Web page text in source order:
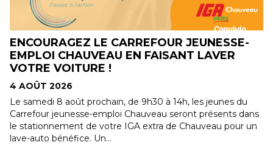
ENCOURAGEZ LE CARREFOUR JEUNESSE-
EMPLOI CHAUVEAU EN FAISANT LAVER
VOTRE VOITURE !
4 AOÛT 2026
Le samedi 8 août prochain, de 9h30 à 14h, les jeunes du
Carrefour jeunesse-emploi Chauveau seront présents dans
le stationnement de votre IGA extra de Chauveau pour un
lave-auto bénéfice. Un...